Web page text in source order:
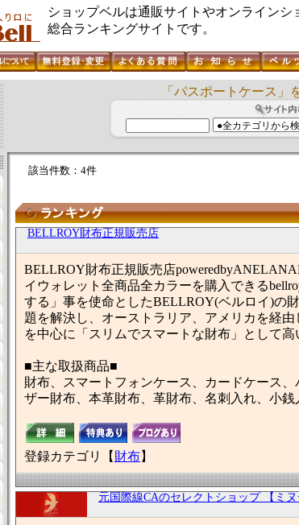
ショップベルは通販サイトやオンラインシ
総合ランキングサイトです。
「パスポートケース」
該当件数：4件
BELLROY財布正規販売店
BELLROY財布正規販売店
イウォレット全商品全カラーを購入できる
する」事を使命としたBELLROY(ベルロイ)の
題を解決し、オーストラリア、アメリカを経
を中心に「スリムでスマートな財布」として高
■主な取扱商品■
財布、スマートフォンケース、カードケース
ザー財布、本革財布、革財布、名刺入れ、小銭
登録カテゴリ【 財布】
元国際線CAのセレクトショップ 【ミヌ